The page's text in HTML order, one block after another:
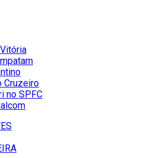
Cruzeiro
no SPFC